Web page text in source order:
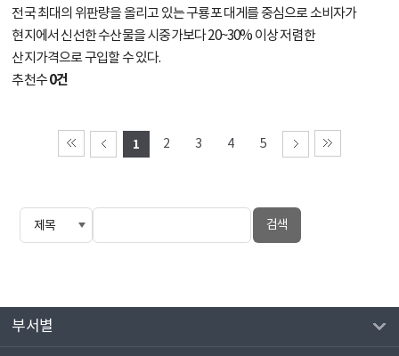
전국 최대의 위판량을 올리고 있는 구룡포 대게를 중심으로 소비자가
현지에서 신선한 수산물을 시중가보다 20~30% 이상 저렴한
산지가격으로 구입할 수 있다.
추천수0건
1 2 3 4 5
부서별